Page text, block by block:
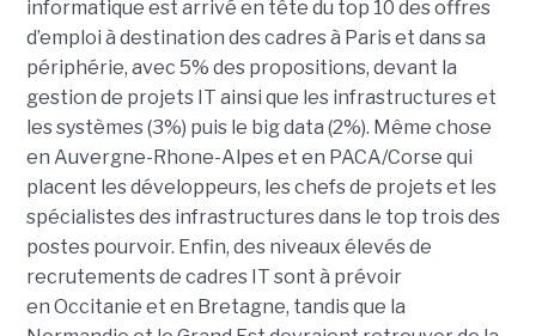
informatique est arrivé en tête du top 10 des offres
d’emploi à destination des cadres à Paris et dans sa
périphérie, avec 5% des propositions, devant la
gestion de projets IT ainsi que les infrastructures et
les systèmes (3%) puis le big data (2%). Même chose
en Auvergne-Rhone-Alpes et en PACA/Corse qui
placent les développeurs, les chefs de projets et les
spécialistes des infrastructures dans le top trois des
postes pourvoir. Enfin, des niveaux élevés de
recrutements de cadres IT sont à prévoir
en Occitanie et en Bretagne, tandis que la